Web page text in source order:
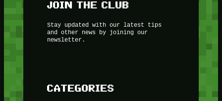
JOIN THE CLUB
Stay updated with our latest tips
and other news by joining our
newsletter.
CATEGORIES